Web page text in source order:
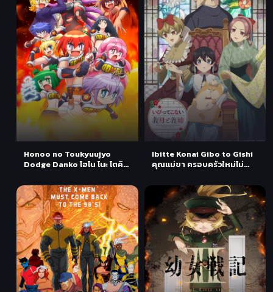
Honoo no Toukyuujyo
Dodge Danko โฮโน โนะ โตคิว
Ibitte Konai Gibo to Gishi
คุณแม่ขา ครอบครัวใหม่ไม่